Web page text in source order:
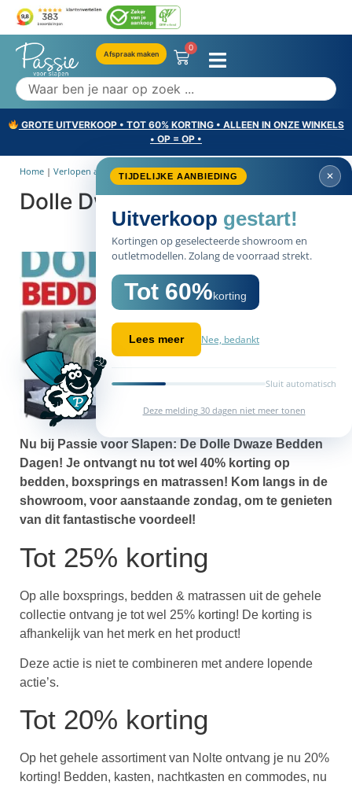
Afspraak maken
0
GROTE UITVERKOOP • TOT 60% KORTING • ALLEEN IN ONZE WINKELS
• OP = OP •
TIJDELIJKE AANBIEDING ✕
Uitverkoop gestart!
Kortingen op geselecteerde showroom en
outletmodellen. Zolang de voorraad strekt.
Tot 60%korting
Lees meer Nee, bedankt
Sluit automatisch
Deze melding 30 dagen niet meer tonen
Home | Verlopen acties|Dolle Dwaze Bedden Dagen
Dolle Dwaze Bedden Dagen
Nu bij Passie voor Slapen: De Dolle Dwaze Bedden
Dagen! Je ontvangt nu tot wel 40% korting op
bedden, boxsprings en matrassen! Kom langs in de
showroom, voor aanstaande zondag, om te genieten
van dit fantastische voordeel!
Tot 25% korting
Op alle boxsprings, bedden & matrassen uit de gehele
collectie ontvang je tot wel 25% korting! De korting is
afhankelijk van het merk en het product!
Deze actie is niet te combineren met andere lopende
actie’s.
Tot 20% korting
Op het gehele assortiment van Nolte ontvang je nu 20%
korting! Bedden, kasten, nachtkasten en commodes, nu